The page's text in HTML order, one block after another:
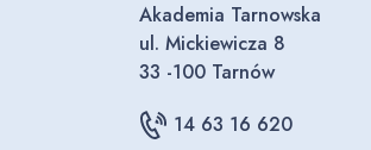
Akademia Tarnowska
ul. Mickiewicza 8
33 -100 Tarnów
14 63 16 620